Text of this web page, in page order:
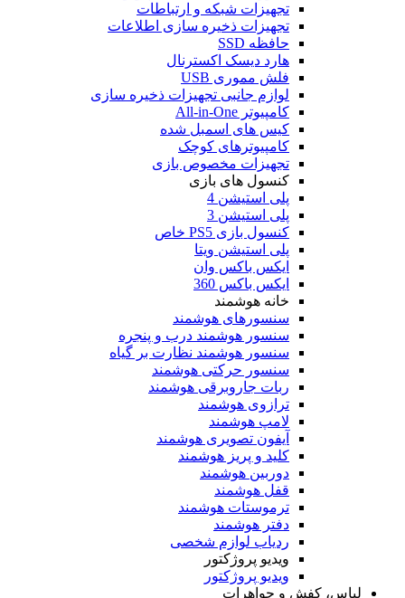
تجهیزات شبکه و ارتباطات
تجهیزات ذخیره سازی اطلاعات
حافظه SSD
هارد دیسک اکسترنال
فلش مموری USB
لوازم جانبی تجهیزات ذخیره سازی
کامپیوتر All-in-One
کیس های اسمبل شده
کامپیوترهای کوچک
تجهیزات مخصوص بازی
کنسول های بازی
پلی استیشن 4
پلی استیشن 3
کنسول بازی PS5 خاص
پلی استیشن ویتا
ایکس باکس وان
ایکس باکس 360
خانه هوشمند
سنسورهای هوشمند
سنسور هوشمند درب و پنجره
سنسور هوشمند نظارت بر گیاه
سنسور حرکتی هوشمند
ربات جاروبرقی هوشمند
ترازوی هوشمند
لامپ هوشمند
آیفون تصویری هوشمند
کلید و پریز هوشمند
دوربین هوشمند
قفل هوشمند
ترموستات هوشمند
دفتر هوشمند
ردیاب لوازم شخصی
ویدیو پروژکتور
ویدیو پروژکتور
لباس، کفش و جواهرات